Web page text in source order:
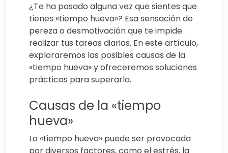
¿Te ha pasado alguna vez que sientes que
tienes «tiempo hueva»? Esa sensación de
pereza o desmotivación que te impide
realizar tus tareas diarias. En este artículo,
exploraremos las posibles causas de la
«tiempo hueva» y ofreceremos soluciones
prácticas para superarla.
Causas de la «tiempo
hueva»
La «tiempo hueva» puede ser provocada